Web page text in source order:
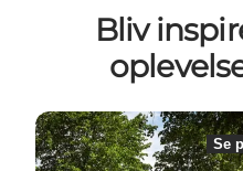
Se
Bliv